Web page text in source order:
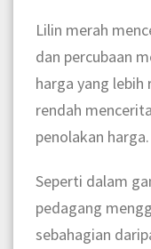
Lilin merah
dan percubaan
harga yang lebih
rendah
penolakan harga.
Seperti dalam
pedagang
sebahagian